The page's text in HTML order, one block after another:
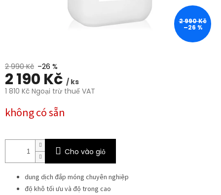
2 990 Kč
–26 %
2 990 Kč –26 %
2 190 Kč / ks
1 810 Kč Ngoại trừ thuế VAT
đo
không có sẵn
Cho vào giỏ
dung dịch đắp móng chuyên nghiệp
độ khô tối ưu và độ trong cao